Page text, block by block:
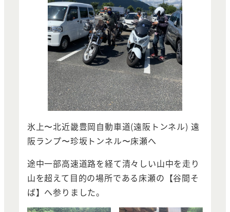
氷上〜北近畿豊岡自動車道(遠阪トンネル) 遠
阪ランプ〜珍坂トンネル〜床瀬へ
途中一部高速道路を経て清々しい山中を走り
山を超えて目的の場所である床瀬の【谷間そ
ば】へ参りました。